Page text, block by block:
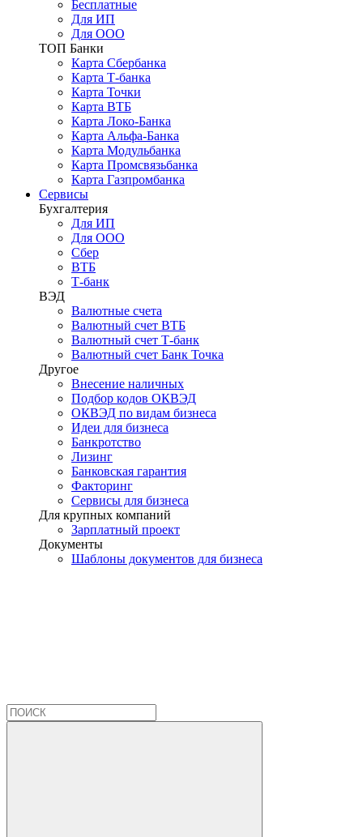
Бесплатные
Для ИП
Для ООО
ТОП Банки
Карта Сбербанка
Карта Т-банка
Карта Точки
Карта ВТБ
Карта Локо-Банка
Карта Альфа-Банка
Карта Модульбанка
Карта Промсвязьбанка
Карта Газпромбанка
Сервисы
Бухгалтерия
Для ИП
Для ООО
Сбер
ВТБ
Т-банк
ВЭД
Валютные счета
Валютный счет ВТБ
Валютный счет Т-банк
Валютный счет Банк Точка
Другое
Внесение наличных
Подбор кодов ОКВЭД
ОКВЭД по видам бизнеса
Идеи для бизнеса
Банкротство
Лизинг
Банковская гарантия
Факторинг
Сервисы для бизнеса
Для крупных компаний
Зарплатный проект
Документы
Шаблоны документов для бизнеса